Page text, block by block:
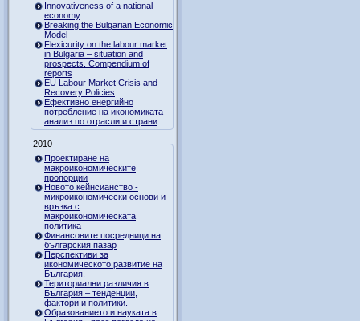
Innovativeness of a national
economy
Breaking the Bulgarian Economic
Model
Flexicurity on the labour market
in Bulgaria – situation and
prospects. Compendium of
reports
EU Labour Market Crisis and
Recovery Policies
Ефективно енергийно
потребление на икономиката -
анализ по отрасли и страни
2010
Проектиране на
макроикономическите
пропорции
Новото кейнсианство -
микроикономически основи и
връзка с
макроикономическата
политика
Финансовите посредници на
българския пазар
Перспективи за
икономическото развитие на
България.
Териториални различия в
България – тенденции,
фактори и политики.
Образованието и науката в